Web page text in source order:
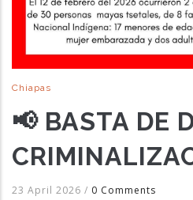
Chiapas
📢 BASTA DE
23 April 2026 / 0 Comments